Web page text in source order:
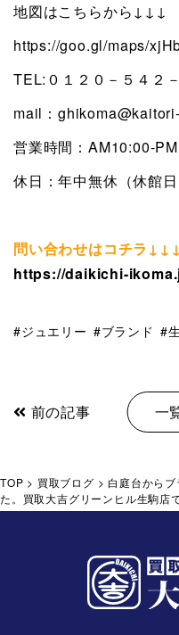
地図はこちらから↓↓↓
https://goo.gl/maps/
TEL:０１２０－５４２
mail：
営業時間：AM10:00-
休日：年中無休（休館日
問い合わせはコチラ
https://daikichi-
ジュエリー ブランド
前の記事 一
TOP > 買取ブログ >白庭台から
た。買取大吉グリーンヒル生駒店で